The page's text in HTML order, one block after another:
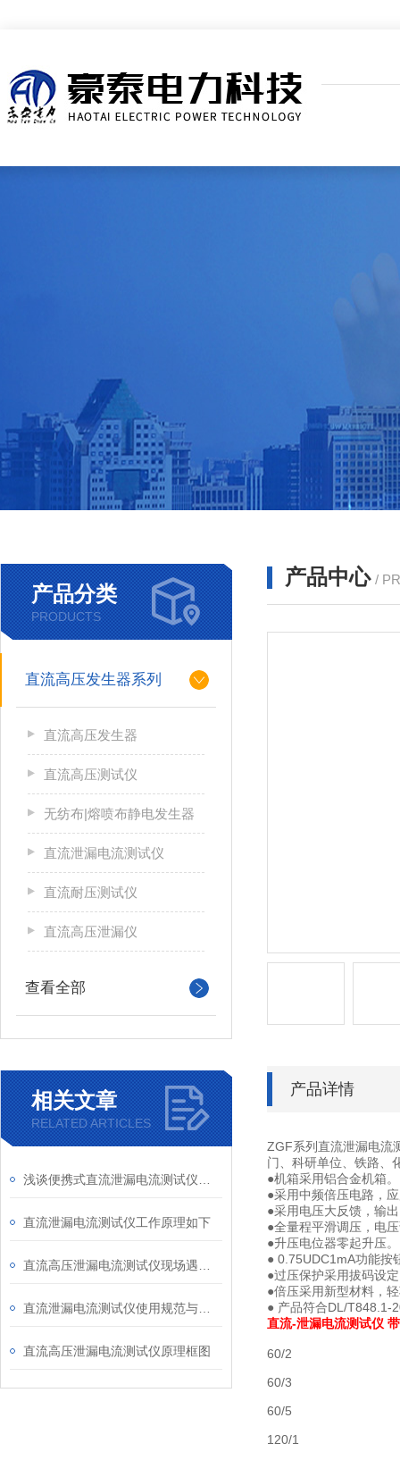
产品分类
PRODUCTS
直流高压发生器系列
直流高压发生器
直流高压测试仪
无纺布|熔喷布静电发生器
直流泄漏电流测试仪
直流耐压测试仪
直流高压泄漏仪
查看全部
相关文章
RELATED ARTICLES
直流泄漏电流测试仪工作原理如下
直流高压泄漏电流测试仪原理框图
产品中心 /
产品详情
ZGF系列直流泄漏电流
门、科研单位、铁路、
●机箱采用铝合金机箱。
●采用中频倍压电路，
●采用电压大反馈，输
●全量程平滑调压，电
●升压电位器零起升压。
● 0.75UDC1mA功能按
●过压保护采用拔码设
●倍压采用新型材料，
● 产品符合DL/T848.1-
直流-泄漏电流测试仪
60/2
60/3
60/5
120/1